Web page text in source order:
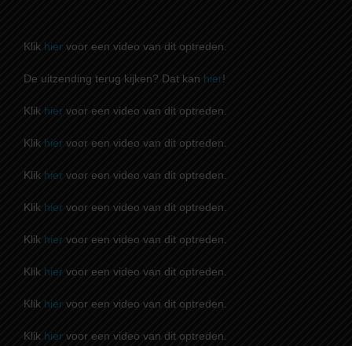
Klik hier voor een video van dit optreden.
De uitzending terug kijken? Dat kan hier!
Klik hier voor een video van dit optreden.
Klik hier voor een video van dit optreden.
Klik hier voor een video van dit optreden.
Klik hier voor een video van dit optreden.
Klik hier voor een video van dit optreden.
Klik hier voor een video van dit optreden.
Klik hier voor een video van dit optreden.
Klik hier voor een video van dit optreden.